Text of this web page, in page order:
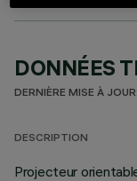
DONNÉES
DERNIÈRE MISE À
DESCRIPTION
Projecteur